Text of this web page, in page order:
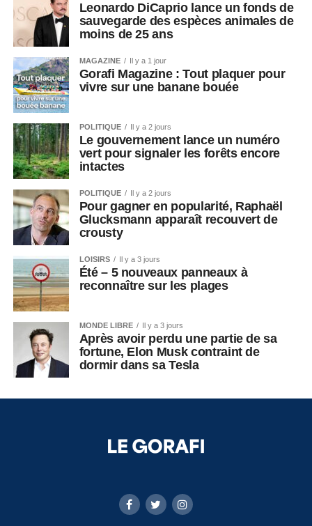
Leonardo DiCaprio lance un fonds de
sauvegarde des espèces animales de
moins de 25 ans
MAGAZINE Il y a 1 jour
Gorafi Magazine : Tout plaquer pour
vivre sur une banane bouée
POLITIQUE Il y a 2 jours
Le gouvernement lance un numéro
vert pour signaler les forêts encore
intactes
POLITIQUE Il y a 2 jours
Pour gagner en popularité, Raphaël
Glucksmann apparaît recouvert de
crousty
LOISIRS Il y a 3 jours
Été – 5 nouveaux panneaux à
reconnaître sur les plages
MONDE LIBRE Il y a 3 jours
Après avoir perdu une partie de sa
fortune, Elon Musk contraint de
dormir dans sa Tesla